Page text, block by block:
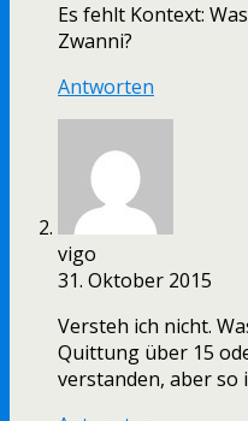
Es fehlt Kontext:
Zwanni?
Antworten
vigo
31. Oktober 2015
Versteh ich nicht.
Quittung über 15
verstanden, aber so